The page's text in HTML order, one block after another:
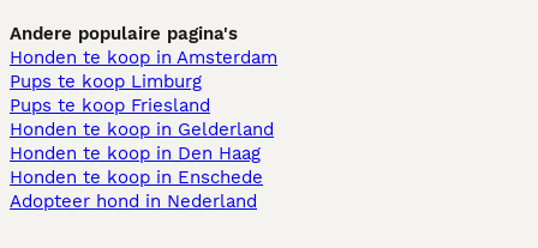
Andere populaire pagina's
Honden te koop in Amsterdam
Pups te koop Limburg​
Pups te koop Friesland​
Honden te koop in Gelderland
Honden te koop in Den Haag
Honden te koop in Enschede
Adopteer hond in Nederland